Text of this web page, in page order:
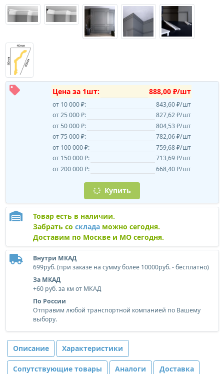
Цена за 1шт: 888,00 ₽/шт
от 10 000 ₽:
843,60 ₽/шт
от 25 000 ₽:
827,62 ₽/шт
от 50 000 ₽:
804,53 ₽/шт
от 75 000 ₽:
782,06 ₽/шт
от 100 000 ₽:
759,68 ₽/шт
от 150 000 ₽:
713,69 ₽/шт
от 200 000 ₽:
668,40 ₽/шт
Купить
Товар есть в наличии.
Забрать со складаможно сегодня.
Доставим по Москве и МО сегодня.
Внутри МКАД
699руб. (при заказе на сумму более 10000руб. - бесплатно)
За МКАД
+60 руб. за км от МКАД
По России
Отправим любой транспортной компанией по Вашему
выбору.
Описание Характеристики
Сопутствующие товары Аналоги Доставка